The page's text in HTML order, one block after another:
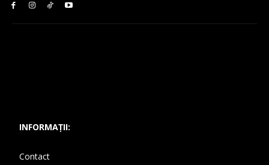
INFORMAȚII:
Contact